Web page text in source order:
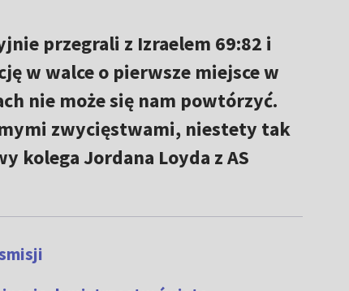
przegrali z Izraelem 69:82 i
w walce o pierwsze miejsce w
nie może się nam powtórzyć.
zwycięstwami, niestety tak
kolega Jordana Loyda z AS